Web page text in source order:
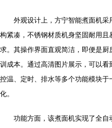
外观设计上，方宁智能煮面机
构紧凑，不锈钢材质机身坚固耐用
求。其操作界面直观简洁，即便是
训成本。通过高清图片展示，可以看
控温、定时、排水等多个功能模块
化。
功能方面，该煮面机实现了全自